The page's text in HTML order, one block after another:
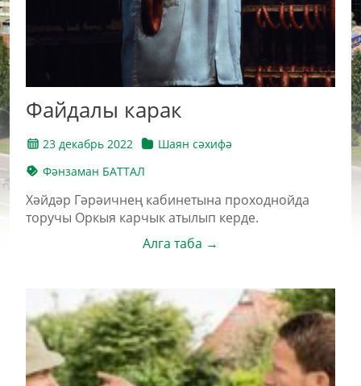
Файдалы карак
23 декабрь 2022
Шаян сәхифә
Фәнзаман БАТТАЛ
Хәйдәр Гәрәичнең кабинетына проходнойда
торучы Оркыя карчык атылып керде.
Алга таба →